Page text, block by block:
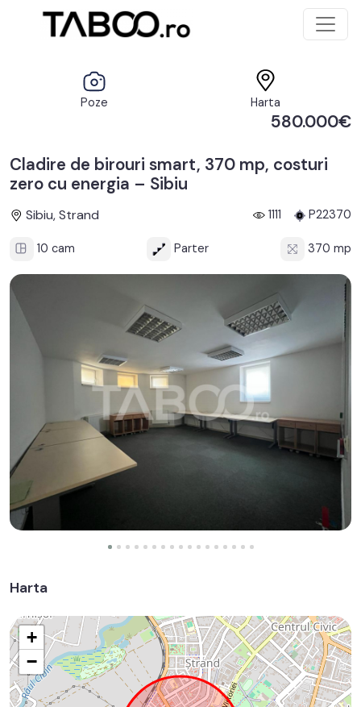
Poze Harta
580.000€
Cladire de birouri smart, 370 mp, costuri
zero cu energia – Sibiu
Sibiu, Strand 1111 P22370
10 cam Parter 370 mp
Harta
+
−